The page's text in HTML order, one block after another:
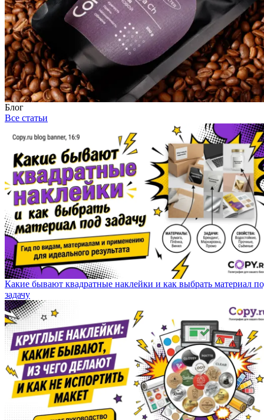
Блог
Все статьи
Какие бывают квадратные наклейки и как выбрать материал
задачу